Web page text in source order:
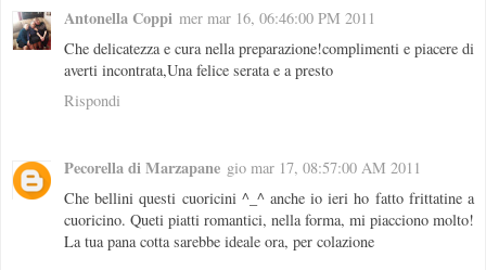
Antonella Coppi mer mar 16, 06:46:00 PM 2011
Che delicatezza e cura nella preparazione!complimenti e piacere di
averti incontrata,Una felice serata e a presto
Rispondi
Pecorella di Marzapane gio mar 17, 08:57:00 AM 2011
Che bellini questi cuoricini ^_^ anche io ieri ho fatto frittatine a
cuoricino. Queti piatti romantici, nella forma, mi piacciono molto!
La tua pana cotta sarebbe ideale ora, per colazione